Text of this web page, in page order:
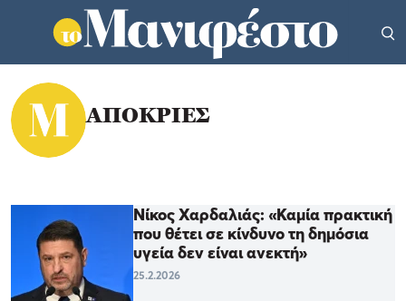
ΑΠΟΚΡΙΕΣ
Νίκος Χαρδαλιάς: «Καμία πρακτική
που θέτει σε κίνδυνο τη δημόσια
υγεία δεν είναι ανεκτή»
25.2.2026